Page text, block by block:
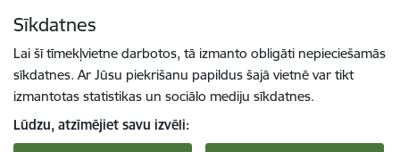
Sīkdatnes
Lai šī tīmekļvietne darbotos, tā izmanto obligāti nepieciešamās
sīkdatnes. Ar Jūsu piekrišanu papildus šajā vietnē var tikt
izmantotas statistikas un sociālo mediju sīkdatnes.
Lūdzu, atzīmējiet savu izvēli: